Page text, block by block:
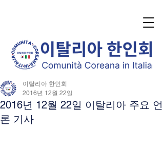
2016년 12월 22일 이탈리아 주요 언
론 기사
이탈리아 한인회
2016년 12월 22일